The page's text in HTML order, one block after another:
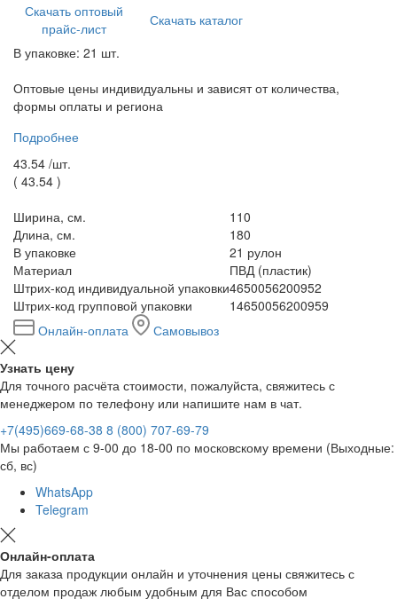
Скачать оптовый
прайс-лист
Скачать каталог
В упаковке: 21 шт.
Оптовые цены индивидуальны и зависят от количества,
формы оплаты и региона
Подробнее
43.54 /шт.
( 43.54 )
Ширина, см.
110
Длина, см.
180
В упаковке
21 рулон
Материал
ПВД (пластик)
Штрих-код индивидуальной упаковки4650056200952
Штрих-код групповой упаковки
14650056200959
Онлайн-оплата
Самовывоз
Узнать цену
Для точного расчёта стоимости, пожалуйста, свяжитесь с
менеджером по телефону или напишите нам в чат.
+7(495)669-68-38 8 (800) 707-69-79
Мы работаем с 9-00 до 18-00 по московскому времени (Выходные:
сб, вс)
WhatsApp
Telegram
Онлайн-оплата
Для заказа продукции онлайн и уточнения цены свяжитесь с
отделом продаж любым удобным для Вас способом